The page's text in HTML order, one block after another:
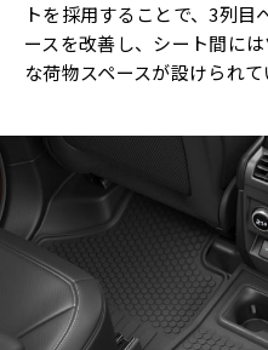
トを採用することで、3列
ースを改善し、シート間に
な荷物スペースが設けられて